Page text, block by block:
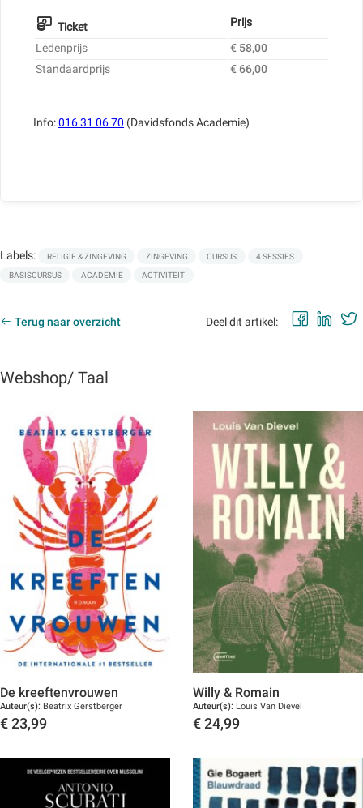
Ticket
Prijs
Ledenprijs
€ 58,00
Standaardprijs
€ 66,00
Info:016 31 06 70 (Davidsfonds Academie)
Labels: RELIGIE & ZINGEVING ZINGEVING CURSUS 4 SESSIES
BASISCURSUS ACADEMIE ACTIVITEIT
Terug naar overzicht Deel dit artikel:
Webshop/ Taal
De kreeftenvrouwen
Auteur(s): Beatrix Gerstberger
€ 23,99
Willy & Romain
Auteur(s): Louis Van Dievel
€ 24,99